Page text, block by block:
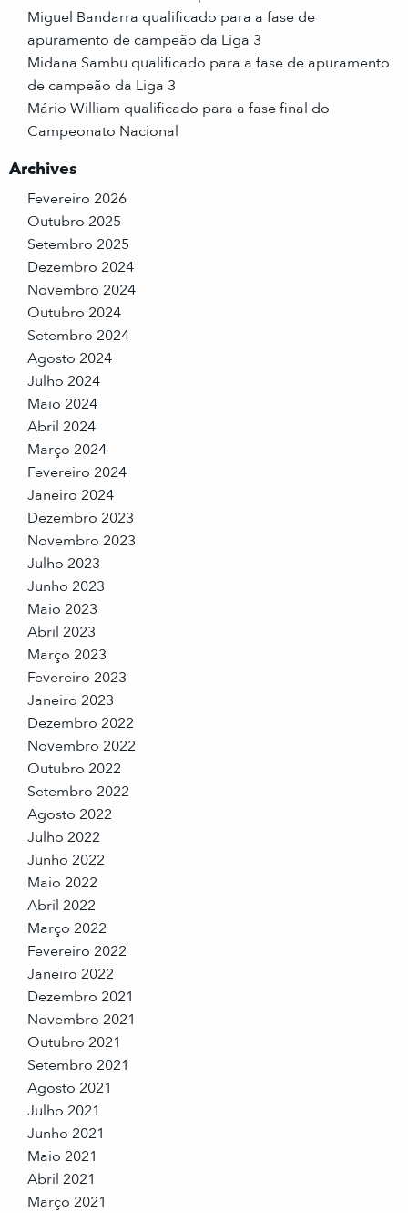
Miguel Bandarra qualificado para a fase de
apuramento de campeão da Liga 3
Midana Sambu qualificado para a fase de apuramento
de campeão da Liga 3
Mário William qualificado para a fase final do
Campeonato Nacional
Archives
Fevereiro 2026
Outubro 2025
Setembro 2025
Dezembro 2024
Novembro 2024
Outubro 2024
Setembro 2024
Agosto 2024
Julho 2024
Maio 2024
Abril 2024
Março 2024
Fevereiro 2024
Janeiro 2024
Dezembro 2023
Novembro 2023
Julho 2023
Junho 2023
Maio 2023
Abril 2023
Março 2023
Fevereiro 2023
Janeiro 2023
Dezembro 2022
Novembro 2022
Outubro 2022
Setembro 2022
Agosto 2022
Julho 2022
Junho 2022
Maio 2022
Abril 2022
Março 2022
Fevereiro 2022
Janeiro 2022
Dezembro 2021
Novembro 2021
Outubro 2021
Setembro 2021
Agosto 2021
Julho 2021
Junho 2021
Maio 2021
Abril 2021
Março 2021